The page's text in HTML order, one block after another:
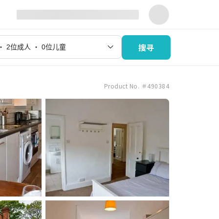
搜寻
Product No. ＃490384